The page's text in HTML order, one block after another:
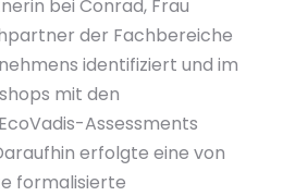
bei Conrad, Frau
der Fachbereiche
identifiziert und im
mit den
Assessments
erfolgte eine von
formalisierte